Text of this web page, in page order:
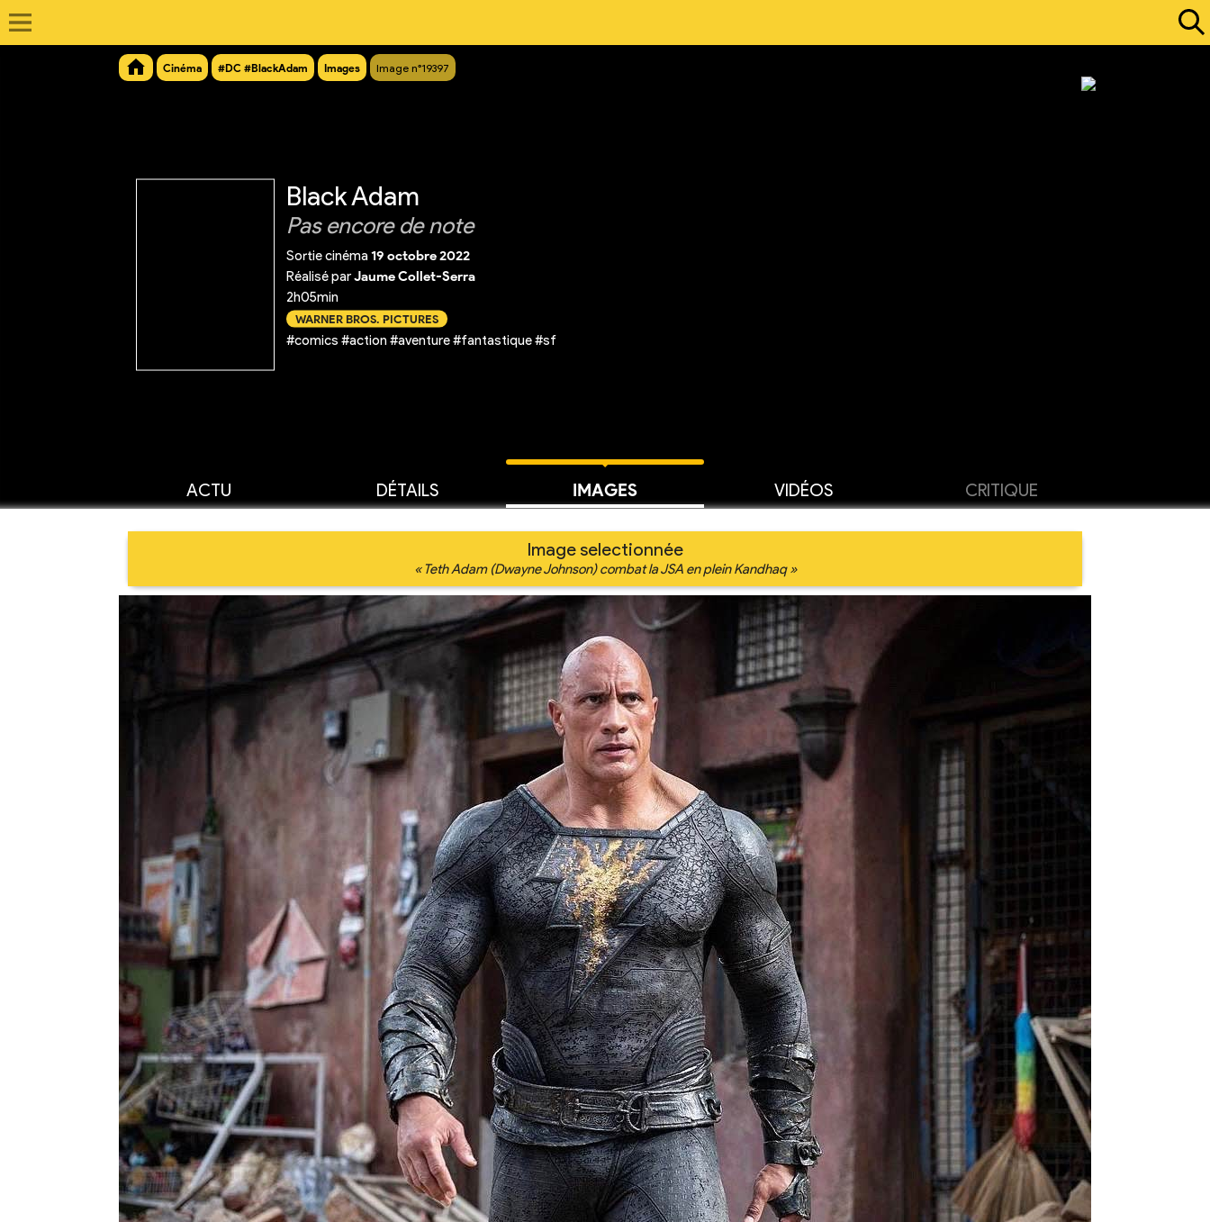
Cinéma #DC #BlackAdam Images Image n°19397
Black Adam
Pas encore de note
Sortie cinéma19 octobre 2022
Réalisé parJaume Collet-Serra
2h05min
WARNER BROS. PICTURES
#comics #action #aventure #fantastique #sf
ACTU DÉTAILS IMAGES VIDÉOS CRITIQUE
Image selectionnée
« Teth Adam (Dwayne Johnson) combat la JSA en plein Kandhaq »